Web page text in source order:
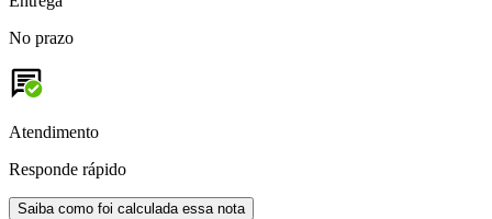
No prazo
Atendimento
Responde rápido
Saiba como foi calculada essa nota